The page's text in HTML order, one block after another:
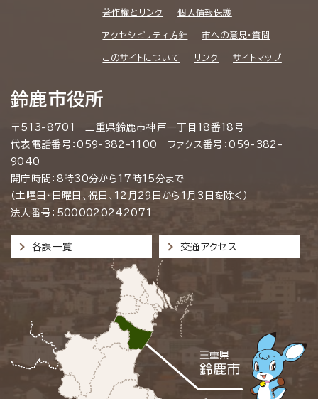
著作権とリンク 個人情報保護
アクセシビリティ方針 市への意見・質問
このサイトについて リンク サイトマップ
鈴鹿市役所
〒513-8701 三重県鈴鹿市神戸一丁目18番18号
代表電話番号：059-382-1100 ファクス番号：059-382-
9040
開庁時間：8時30分から17時15分まで
（土曜日・日曜日、祝日、12月29日から1月3日を除く）
法人番号：5000020242071
各課一覧 交通アクセス